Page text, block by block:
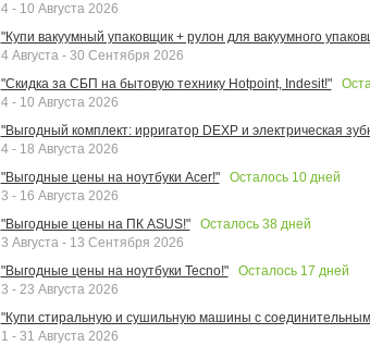
4 - 10 Августа 2026
"Купи вакуумный упаковщик + рулон для вакуумного
4 Августа - 30 Сентября 2026
"Скидка за СБП на бытовую технику Hotpoint, Indesit!"
4 - 10 Августа 2026
"Выгодный комплект: ирригатор DEXP и электрическая
4 - 18 Августа 2026
"Выгодные цены на ноутбуки Acer!"
Осталось 10дней
3 - 16 Августа 2026
"Выгодные цены на ПК ASUS!"
Осталось 38дней
3 Августа - 13 Сентября 2026
"Выгодные цены на ноутбуки Tecno!"
Осталось 17 дней
3 - 23 Августа 2026
"Купи стиральную и сушильную машины с
1 - 31 Августа 2026